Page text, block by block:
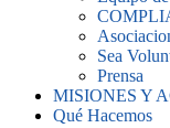
Sea
Prensa
MISIONES Y
Qué Hacemos